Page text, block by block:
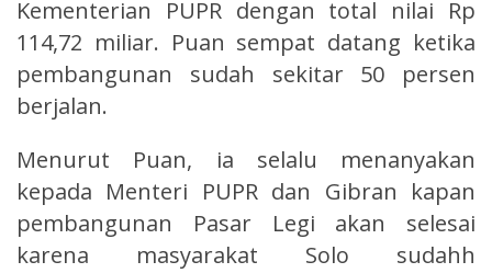
Kementerian PUPR dengan total nilai Rp
114,72 miliar. Puan sempat datang ketika
pembangunan sudah sekitar 50 persen
berjalan.
Menurut Puan, ia selalu menanyakan
kepada Menteri PUPR dan Gibran kapan
pembangunan Pasar Legi akan selesai
karena masyarakat Solo sudahh